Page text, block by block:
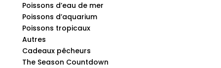
Poissons d’eau de mer
Poissons d’aquarium
Poissons tropicaux
Autres
Cadeaux pêcheurs
The Season Countdown